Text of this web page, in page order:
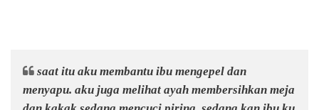
saat itu aku membantu ibu mengepel dan
menyapu. aku juga melihat ayah membersihkan meja